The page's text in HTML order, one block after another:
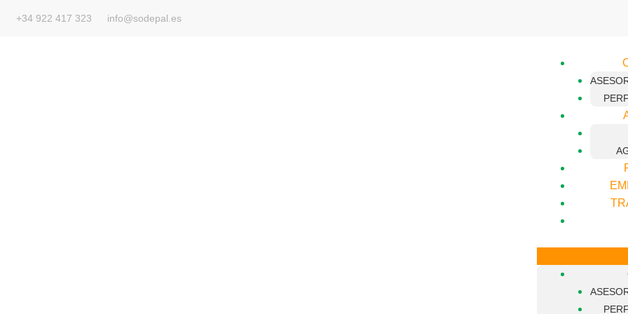
+34 922 417 323 info@sodepal.es